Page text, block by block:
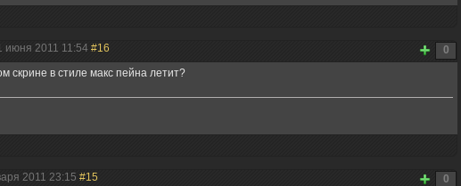
0
июня 2011 11:54 #16
скрине в стиле макс пейна летит?
0
2011 23:15 #15